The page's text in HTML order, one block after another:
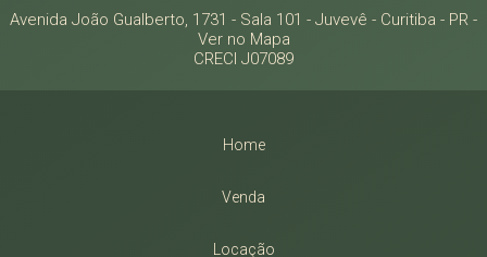
Avenida João Gualberto, 1731 - Sala 101 - Juvevê - Curitiba - PR -
Ver no Mapa
CRECI J07089
Home
Venda
Locação